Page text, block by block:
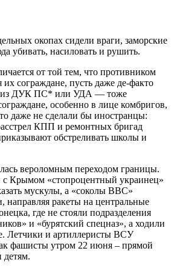
окопах сидели враги, заморские
убивать, насиловать и рушить.
от той тем, что противником
их сограждане, пусть даже де-факто
из ДУК ПС* или УДА — тоже
особенно в лице комбригов,
даже не сделали бы иностранцы:
КПП и ремонтных бригад
обстреливать школы и
вероломным переходом границы.
с Крымом «стопроцентный украинец»
мускулы, а «соколы ВВС»
направляя ракеты на центральные
где не стояли подразделения
и «бурятский спецназ», а ходили
Летчики и артиллеристы ВСУ
фашисты утром 22 июня – прямой
детям.